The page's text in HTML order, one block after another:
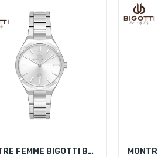
MONTRE FEMME BIGOTTI BG.1.10537-1